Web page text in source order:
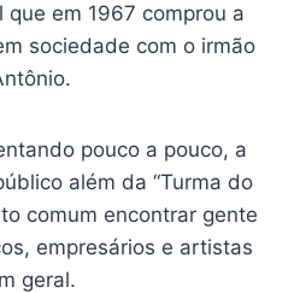
que em 1967 comprou a
sociedade com o irmão
pouco a pouco, a
além da “Turma do
comum encontrar gente
empresários e artistas
geral.